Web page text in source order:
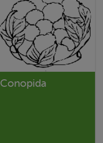
Conopida